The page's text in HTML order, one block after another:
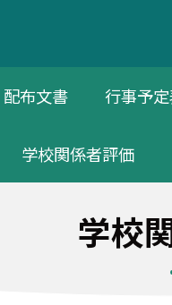
配布文書 行事予
学校関係者評価
学校